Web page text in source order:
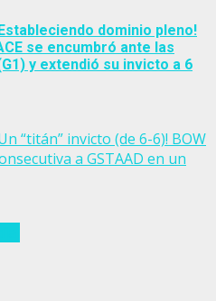
dominio pleno!
se encumbró ante las
y extendió su invicto a 6
“titán” invicto (de 6-6)! BOW
a GSTAAD en un